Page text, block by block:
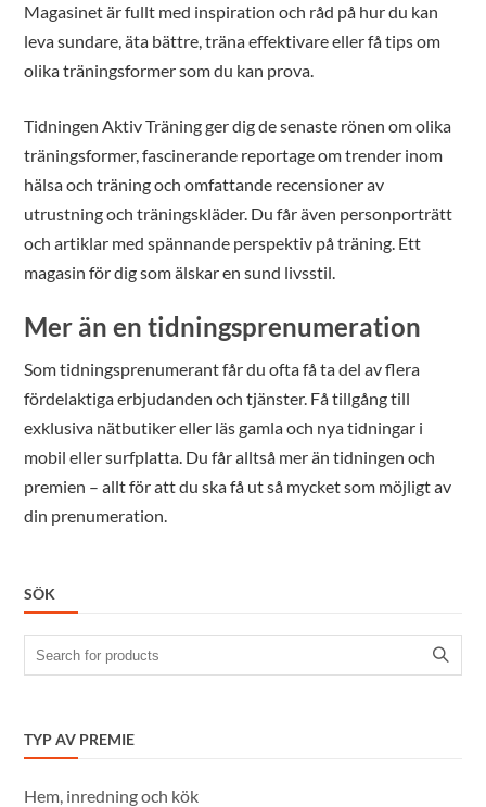
Magasinet är fullt med inspiration och råd på hur du kan
leva sundare, äta bättre, träna effektivare eller få tips om
olika träningsformer som du kan prova.
Tidningen Aktiv Träning ger dig de senaste rönen om olika
träningsformer, fascinerande reportage om trender inom
hälsa och träning och omfattande recensioner av
utrustning och träningskläder. Du får även personporträtt
och artiklar med spännande perspektiv på träning. Ett
magasin för dig som älskar en sund livsstil.
Mer än en tidningsprenumeration
Som tidningsprenumerant får du ofta få ta del av flera
fördelaktiga erbjudanden och tjänster. Få tillgång till
exklusiva nätbutiker eller läs gamla och nya tidningar i
mobil eller surfplatta. Du får alltså mer än tidningen och
premien – allt för att du ska få ut så mycket som möjligt av
din prenumeration.
SÖK
Search
for:
TYP AV PREMIE
Hem, inredning och kök